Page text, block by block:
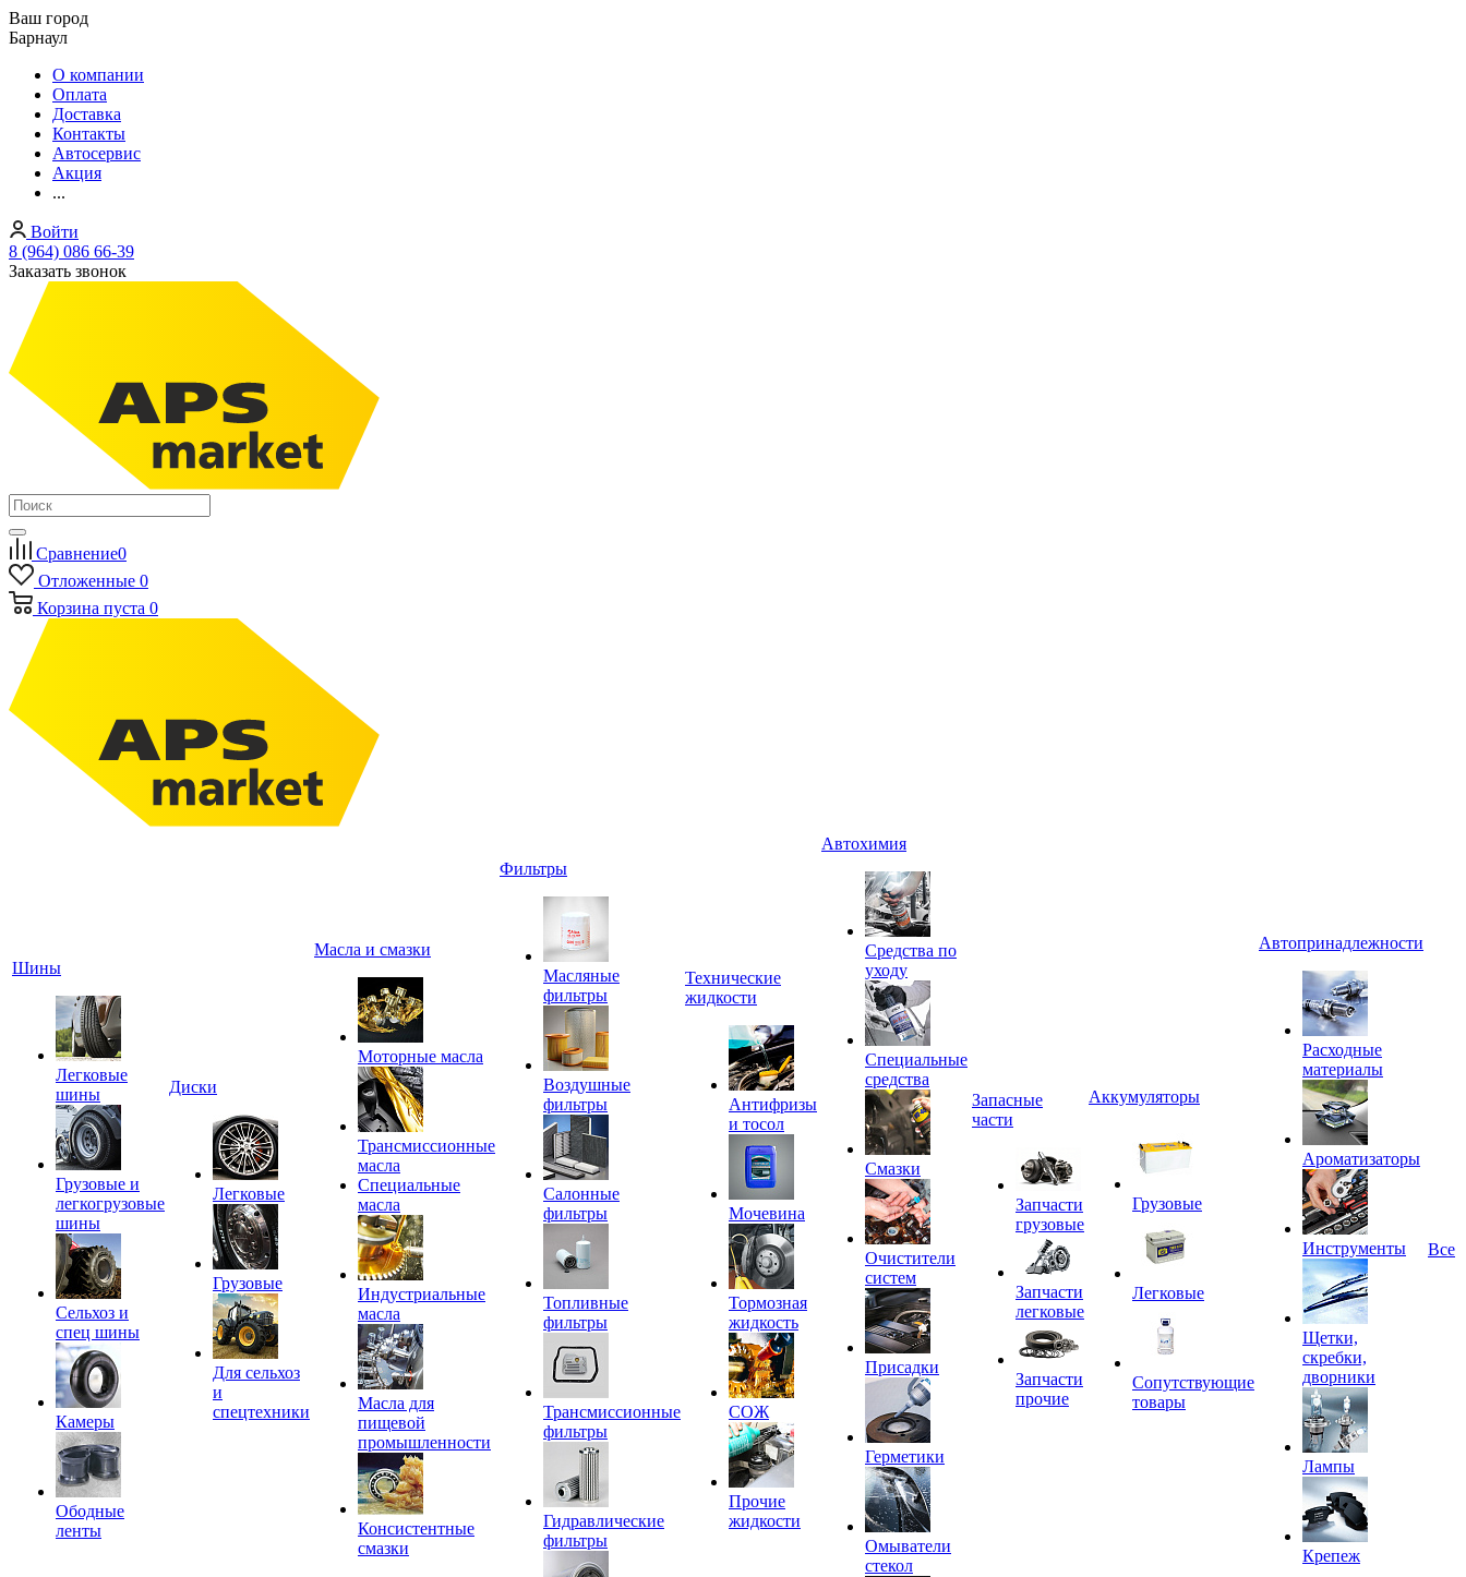
Ваш город
Барнаул
О компании
Оплата
Доставка
Контакты
Автосервис
Акция
...
Войти
8 (964) 086 66-39
Заказать звонок
Сравнение0
Отложенные 0
Корзина пуста 0
Шины
Легковые
шины
Грузовые и
легкогрузовые
шины
Сельхоз и
спец шины
Камеры
Ободные
ленты
Диски
Легковые
Грузовые
Для сельхоз
и
спецтехники
Масла и смазки
Моторные масла
Трансмиссионные
масла
Специальные
масла
Индустриальные
масла
Масла для
пищевой
промышленности
Консистентные
смазки
Фильтры
Масляные
фильтры
Воздушные
фильтры
Салонные
фильтры
Топливные
фильтры
Трансмиссионные
фильтры
Гидравлические
фильтры
Технические
жидкости
Антифризы
и тосол
Мочевина
Тормозная
жидкость
СОЖ
Прочие
жидкости
Автохимия
Средства по
уходу
Специальные
средства
Смазки
Очистители
систем
Присадки
Герметики
Омыватели
стекол
Запасные
части
Запчасти
грузовые
Запчасти
легковые
Запчасти
прочие
Аккумуляторы
Грузовые
Легковые
Сопутствующие
товары
Автопринадлежности
Расходные
материалы
Ароматизаторы
Инструменты
Щетки,
скребки,
дворники
Лампы
Крепеж
Все